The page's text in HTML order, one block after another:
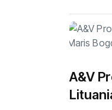
A&V